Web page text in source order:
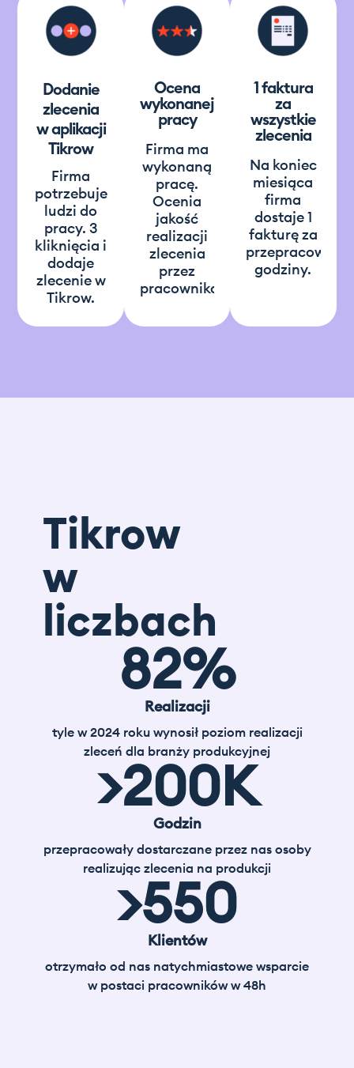
Dodanie
zlecenia
w aplikacji
Tikrow
Firma
potrzebuje
ludzi do
pracy. 3
kliknięcia i
dodaje
zlecenie w
Tikrow.
Ocena
wykonanej
pracy
Firma ma
wykonaną
pracę.
Ocenia
jakość
realizacji
zlecenia
przez
pracownika.
1 faktura
za
wszystkie
zlecenia
Na koniec
miesiąca
firma
dostaje 1
fakturę za
przepracowane
godziny.
Tikrow
w
liczbach
82%
Realizacji
tyle w 2024 roku wynosił poziom realizacji
zleceń dla branży produkcyjnej
>200K
Godzin
przepracowały dostarczane przez nas osoby
realizując zlecenia na produkcji
>550
Klientów
otrzymało od nas natychmiastowe wsparcie
w postaci pracowników w 48h